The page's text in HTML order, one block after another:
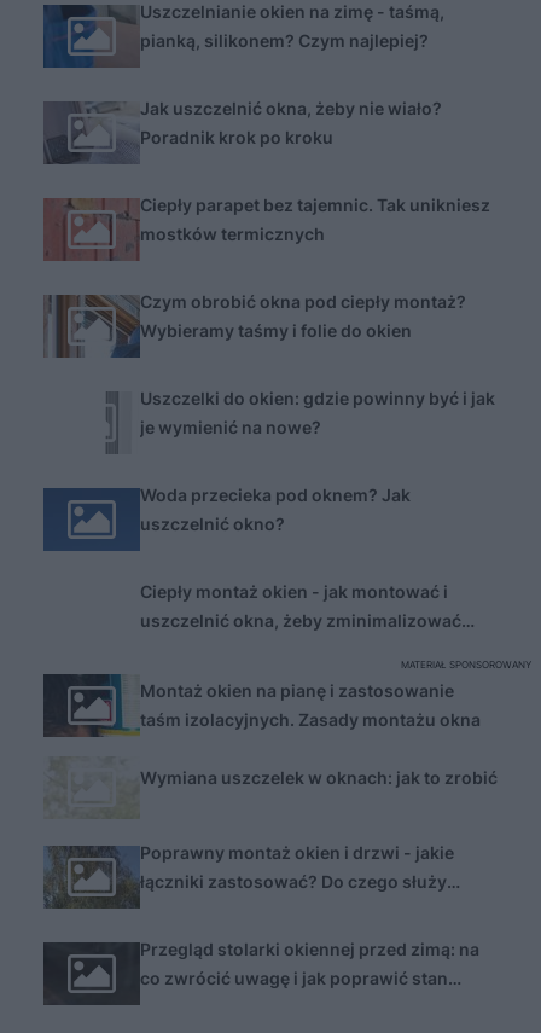
Uszczelnianie okien na zimę - taśmą,
pianką, silikonem? Czym najlepiej?
Jak uszczelnić okna, żeby nie wiało?
Poradnik krok po kroku
Ciepły parapet bez tajemnic. Tak unikniesz
mostków termicznych
Czym obrobić okna pod ciepły montaż?
Wybieramy taśmy i folie do okien
Uszczelki do okien: gdzie powinny być i jak
je wymienić na nowe?
Woda przecieka pod oknem? Jak
uszczelnić okno?
Ciepły montaż okien - jak montować i
uszczelnić okna, żeby zminimalizować
Montaż okien na pianę i zastosowanie
taśm izolacyjnych. Zasady montażu okna
MATERIAŁ SPONSOROWANY
Wymiana uszczelek w oknach: jak to zrobić
Poprawny montaż okien i drzwi - jakie
łączniki zastosować? Do czego służy
?
Przegląd stolarki okiennej przed zimą: na
co zwrócić uwagę i jak poprawić stan